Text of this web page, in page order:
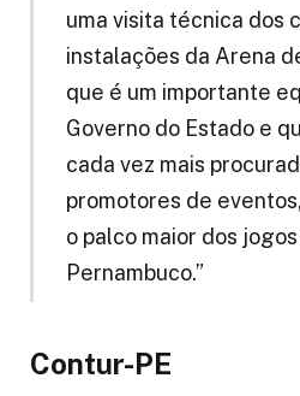
uma visita técnica dos
instalações da Arena
que é um importante
Governo do Estado e
cada vez mais
promotores de
o palco maior dos
Pernambuco.”
Contur-PE